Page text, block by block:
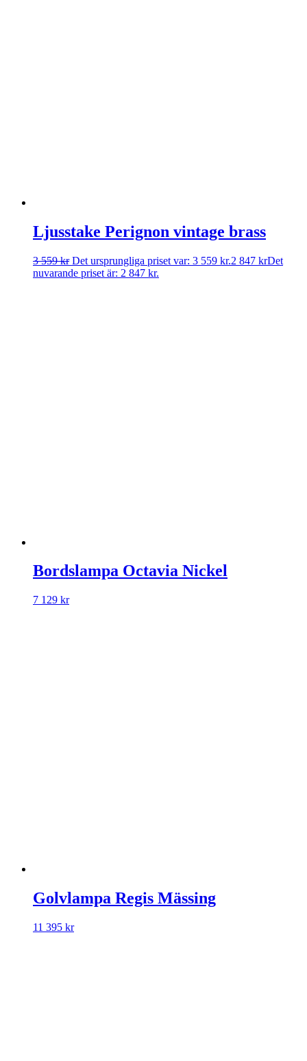
Ljusstake Perignon vintage brass
3 559kr Det ursprungliga priset var: 3 559 kr.2 847 krDet
nuvarande priset är: 2 847 kr.
Bordslampa Octavia Nickel
7 129 kr
Golvlampa Regis Mässing
11 395 kr